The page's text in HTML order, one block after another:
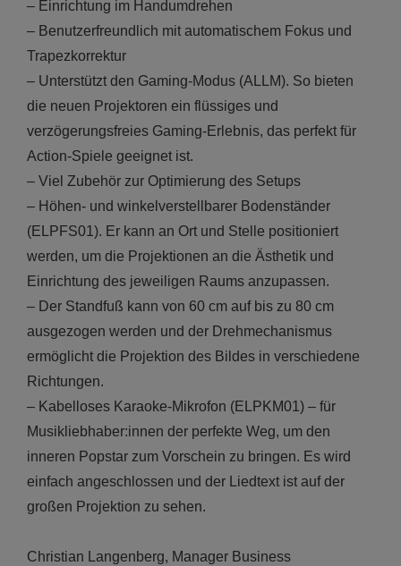
– Einrichtung im Handumdrehen
– Benutzerfreundlich mit automatischem Fokus und
Trapezkorrektur
– Unterstützt den Gaming-Modus (ALLM). So bieten
die neuen Projektoren ein flüssiges und
verzögerungsfreies Gaming-Erlebnis, das perfekt für
Action-Spiele geeignet ist.
– Viel Zubehör zur Optimierung des Setups
– Höhen- und winkelverstellbarer Bodenständer
(ELPFS01). Er kann an Ort und Stelle positioniert
werden, um die Projektionen an die Ästhetik und
Einrichtung des jeweiligen Raums anzupassen.
– Der Standfuß kann von 60 cm auf bis zu 80 cm
ausgezogen werden und der Drehmechanismus
ermöglicht die Projektion des Bildes in verschiedene
Richtungen.
– Kabelloses Karaoke-Mikrofon (ELPKM01) – für
Musikliebhaber:innen der perfekte Weg, um den
inneren Popstar zum Vorschein zu bringen. Es wird
einfach angeschlossen und der Liedtext ist auf der
großen Projektion zu sehen.
Christian Langenberg, Manager Business